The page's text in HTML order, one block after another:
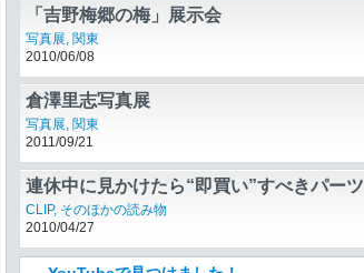
「吉野梅郷の梅」展示会
写真展, 関東
2010/06/08
倉澤里志写真展
写真展, 関東
2011/09/21
連休中に見かけたら“即買い”すべきパーツ
は？
CLIP, そのほかの読み物
2010/04/27